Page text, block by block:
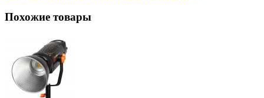
Похожие товары